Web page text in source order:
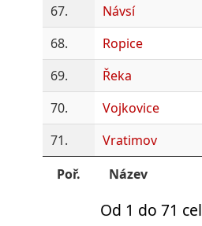
67.
Návsí
68.
Ropice
69.
Řeka
70.
Vojkovice
71.
Vratimov
Poř.
Název
Od 1 do 71